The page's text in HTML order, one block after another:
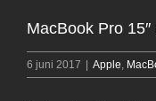
MacBook Pro
6 juni 2017 | Apple,